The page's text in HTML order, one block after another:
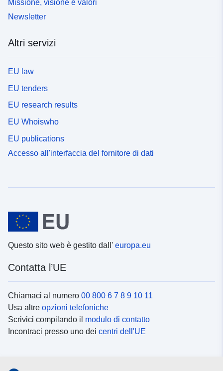
Missione, visione e valori
Newsletter
Altri servizi
EU law
EU tenders
EU research results
EU Whoiswho
EU publications
Accesso all'interfaccia del fornitore di dati
Questo sito web è gestito dall' europa.eu
Contatta l’UE
Chiamaci al numero 00 800 6 7 8 9 10 11
Usa altre opzioni telefoniche
Scrivici compilando il modulo di contatto
Incontraci presso uno dei centri dell'UE